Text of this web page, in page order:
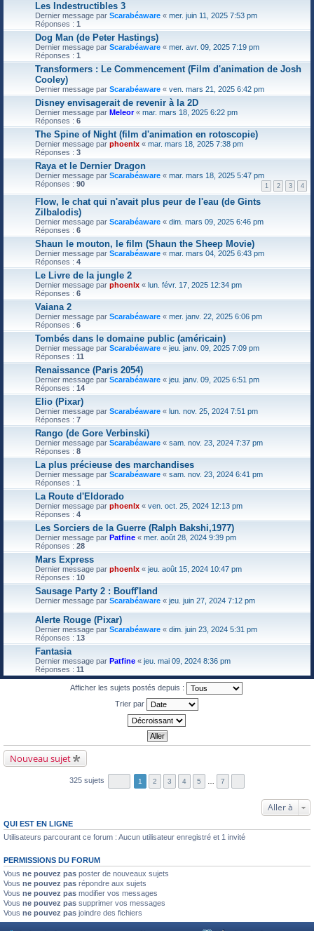
Les Indestructibles 3
Dernier message par Scarabéaware « mer. juin 11, 2025 7:53 pm
Réponses : 1
Dog Man (de Peter Hastings)
Dernier message par Scarabéaware « mer. avr. 09, 2025 7:19 pm
Réponses : 1
Transformers : Le Commencement (Film d'animation de Josh
Cooley)
Dernier message par Scarabéaware « ven. mars 21, 2025 6:42 pm
Disney envisagerait de revenir à la 2D
Dernier message par Meleor« mar. mars 18, 2025 6:22 pm
Réponses : 6
The Spine of Night (film d'animation en rotoscopie)
Dernier message par phoenlx « mar. mars 18, 2025 7:38 pm
Réponses : 3
Raya et le Dernier Dragon
Dernier message par Scarabéaware « mar. mars 18, 2025 5:47 pm
Réponses : 90 1 2 3 4
Flow, le chat qui n'avait plus peur de l'eau (de Gints
Zilbalodis)
Dernier message par Scarabéaware « dim. mars 09, 2025 6:46 pm
Réponses : 6
Shaun le mouton, le film (Shaun the Sheep Movie)
Dernier message par Scarabéaware « mar. mars 04, 2025 6:43 pm
Réponses : 4
Le Livre de la jungle 2
Dernier message par phoenlx « lun. févr. 17, 2025 12:34 pm
Réponses : 6
Vaiana 2
Dernier message par Scarabéaware « mer. janv. 22, 2025 6:06 pm
Réponses : 6
Tombés dans le domaine public (américain)
Dernier message par Scarabéaware « jeu. janv. 09, 2025 7:09 pm
Réponses : 11
Renaissance (Paris 2054)
Dernier message par Scarabéaware « jeu. janv. 09, 2025 6:51 pm
Réponses : 14
Elio (Pixar)
Dernier message par Scarabéaware « lun. nov. 25, 2024 7:51 pm
Réponses : 7
Rango (de Gore Verbinski)
Dernier message par Scarabéaware « sam. nov. 23, 2024 7:37 pm
Réponses : 8
La plus précieuse des marchandises
Dernier message par Scarabéaware « sam. nov. 23, 2024 6:41 pm
Réponses : 1
La Route d'Eldorado
Dernier message par phoenlx « ven. oct. 25, 2024 12:13 pm
Réponses : 4
Les Sorciers de la Guerre (Ralph Bakshi,1977)
Dernier message par Patfine « mer. août 28, 2024 9:39 pm
Réponses : 28
Mars Express
Dernier message par phoenlx « jeu. août 15, 2024 10:47 pm
Réponses : 10
Sausage Party 2 : Bouff'land
Dernier message par Scarabéaware « jeu. juin 27, 2024 7:12 pm
Alerte Rouge (Pixar)
Dernier message par Scarabéaware « dim. juin 23, 2024 5:31 pm
Réponses : 13
Fantasia
Dernier message par Patfine « jeu. mai 09, 2024 8:36 pm
Réponses : 11
Afficher les sujets postés depuis :
Trier par
Nouveau sujet
325 sujets 1 2 3 4 5 7
Aller à
QUI EST EN LIGNE
Utilisateurs parcourant ce forum : Aucun utilisateur enregistré et 1 invité
PERMISSIONS DU FORUM
Vous ne pouvez pas poster de nouveaux sujets
Vous ne pouvez pas répondre aux sujets
Vous ne pouvez pas modifier vos messages
Vous ne pouvez pas supprimer vos messages
Vous ne pouvez pas joindre des fichiers